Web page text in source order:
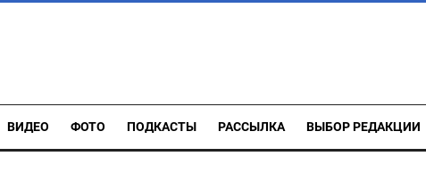
ВИДЕО ФОТО ПОДКАСТЫ РАССЫЛКА ВЫБОР РЕДАКЦИИ